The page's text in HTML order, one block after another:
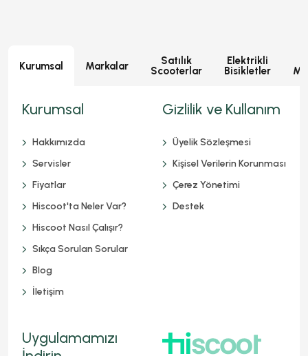
Kurumsal Markalar
Satılık
Scooterlar
Elektrikli
Bisikletler
Kurumsal
Hakkımızda
Servisler
Fiyatlar
Hiscoot'ta Neler Var?
Hiscoot Nasıl Çalışır?
Sıkça Sorulan Sorular
Blog
İletişim
Gizlilik ve Kullanım
Üyelik Sözleşmesi
Kişisel Verilerin Korunması
Çerez Yönetimi
Destek
Uygulamamızı